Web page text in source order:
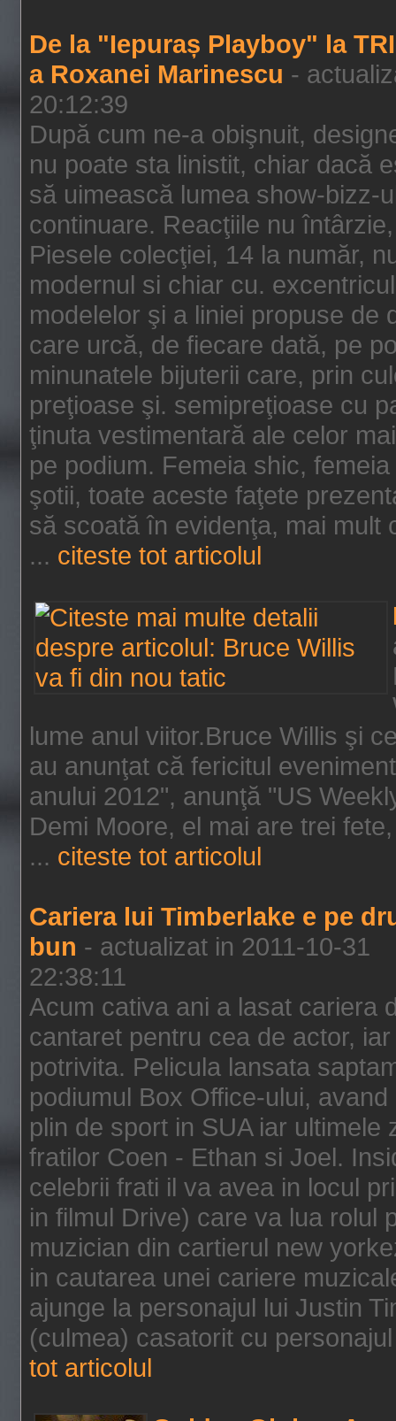
De la "Iepuraș Playboy" la
a Roxanei Marinescu -
20:12:39
După cum ne-a obişnuit,
nu poate sta linistit, chiar dacă
să uimească lumea show-bizz-
continuare. Reacţiile nu
Piesele colecţiei, 14 la număr,
modernul si chiar cu.
modelelor şi a liniei propuse de
care urcă, de fiecare dată, pe
minunatele bijuterii care, prin
preţioase şi. semipreţioase cu
ţinuta vestimentară ale celor
pe podium. Femeia shic,
şotii, toate aceste faţete
să scoată în evidenţa, mai mult
... citeste tot articolul
lume anul viitor.Bruce Willis şi
au anunţat că fericitul
anului 2012", anunţă "US
Demi Moore, el mai are trei
... citeste tot articolul
Cariera lui Timberlake e pe
bun - actualizat in 2011-10-31
22:38:11
Acum cativa ani a lasat cariera
cantaret pentru cea de actor,
potrivita. Pelicula lansata
podiumul Box Office-ului,
plin de sport in SUA iar
fratilor Coen - Ethan si Joel.
celebrii frati il va avea in locul
in filmul Drive) care va lua rolul
muzician din cartierul new
in cautarea unei cariere
ajunge la personajul lui Justin
(culmea) casatorit cu
tot articolul